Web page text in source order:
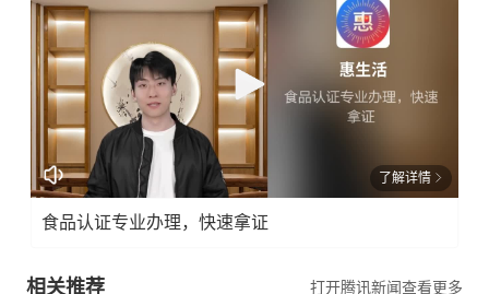
了解详情
食品认证专业办理，快速拿证
相关推荐 打开腾讯新闻查看更多